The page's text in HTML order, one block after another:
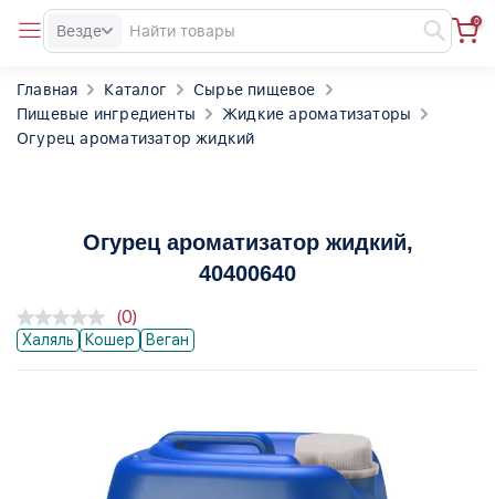
Везде
0
Главная Каталог
Сырье пищевое
Пищевые ингредиенты
Жидкие ароматизаторы
Огурец ароматизатор жидкий
Огурец ароматизатор жидкий,
40400640
Халяль Кошер Веган
(0)